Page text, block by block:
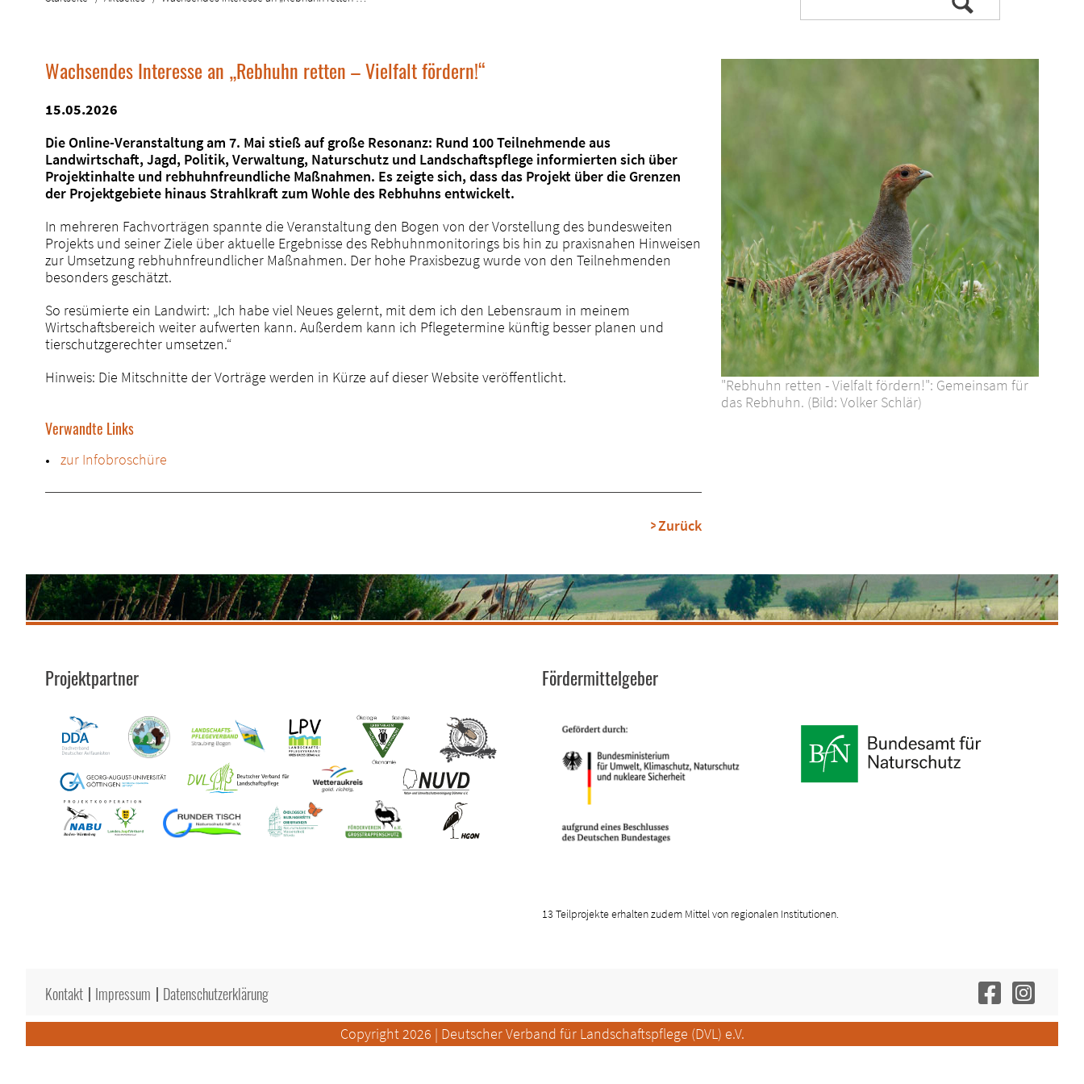
Wachsendes Interesse an „Rebhuhn retten – Vielfalt fördern!“
15.05.2026
Die Online-Veranstaltung am 7. Mai stieß auf große Resonanz: Rund 100 Teilnehmende aus
Landwirtschaft, Jagd, Politik, Verwaltung, Naturschutz und Landschaftspflege informierten sich über
Projektinhalte und rebhuhnfreundliche Maßnahmen. Es zeigte sich, dass das Projekt über die Grenzen
der Projektgebiete hinaus Strahlkraft zum Wohle des Rebhuhns entwickelt.
In mehreren Fachvorträgen spannte die Veranstaltung den Bogen von der Vorstellung des bundesweiten
Projekts und seiner Ziele über aktuelle Ergebnisse des Rebhuhnmonitorings bis hin zu praxisnahen Hinweisen
zur Umsetzung rebhuhnfreundlicher Maßnahmen. Der hohe Praxisbezug wurde von den Teilnehmenden
besonders geschätzt.
So resümierte ein Landwirt: „Ich habe viel Neues gelernt, mit dem ich den Lebensraum in meinem
Wirtschaftsbereich weiter aufwerten kann. Außerdem kann ich Pflegetermine künftig besser planen und
tierschutzgerechter umsetzen.“
Hinweis: Die Mitschnitte der Vorträge werden in Kürze auf dieser Website veröffentlicht.
Verwandte Links
zur Infobroschüre
Zurück
"Rebhuhn retten - Vielfalt fördern!": Gemeinsam für
das Rebhuhn. (Bild: Volker Schlär)
Projektpartner Fördermittelgeber
13 Teilprojekte erhalten zudem Mittel von regionalen Institutionen.
Kontakt Impressum Datenschutzerklärung
Copyright 2026 | Deutscher Verband für Landschaftspflege (DVL) e.V.